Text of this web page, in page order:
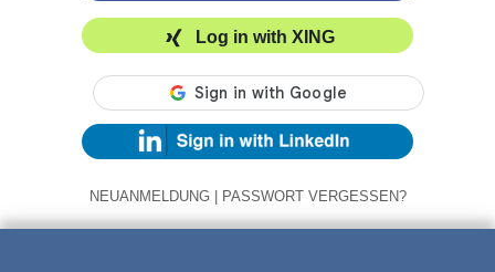
Log in with XING
NEUANMELDUNG | PASSWORT VERGESSEN?